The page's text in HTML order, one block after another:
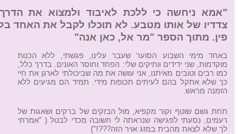
"אמא ניחשה כי ללכת לאיבוד ולמצוא את
צדדיו של אותו מטבע. לא תוכלו לקבל את האחד
פין. מתוך הספר "מר אל, כאן אנה"
באחד מימי השבוע הסוער שעבר עלינו, פגשתי, ללא הכנות
מוקדמות, שני ידידים וותיקים שלי: הפחד וחוסר האונים. בדרך כלל,
כמו רבים וטובים מאיתנו, אני עושה את מה שביכולתי לארגן את חיי
כך שלא אתקל בהם לעיתים תכופות מידי. תמיד הם מגיעים ללא
הזמנה מראש.
תחת גשם שוטף וקור מקפיא, מול הבזקים של ברקים ושאגות של
רעמים, נסעתי לפגישה שנראתה לי חשובה מכדי לבטל ( "אמרתי
לך שלא לצאת מהבית במזג אויר הזה???!")